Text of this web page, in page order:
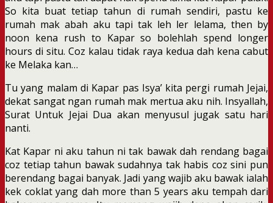
So kita buat tetiap tahun di rumah sendiri, pastu ke
rumah mak abah aku tapi tak leh ler lelama, then by
noon kena rush to Kapar so bolehlah spend longer
hours di situ. Coz kalau tidak raya kedua dah kena cabut
ke Melaka kan…
Tu yang malam di Kapar pas Isya’ kita pergi rumah Jejai,
dekat sangat ngan rumah mak mertua aku nih. Insyallah,
Surat Untuk Jejai Dua akan menyusul jugak satu hari
nanti.
Kat Kapar ni aku tahun ni tak bawak dah rendang bagai
coz tetiap tahun bawak sudahnya tak habis coz sini pun
berendang bagai banyak. Jadi yang wajib aku bawak ialah
kek coklat yang dah more than 5 years aku tempah dari